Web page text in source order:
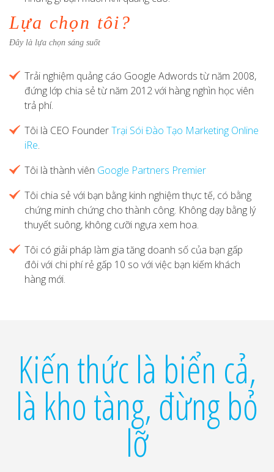
Lựa chọn tôi?
Đây là lựa chọn sáng suốt
Trải nghiệm quảng cáo Google Adwords từ năm 2008,
đứng lớp chia sẻ từ năm 2012 với hàng nghìn học viên
trả phí.
Tôi là CEO FounderTrại Sói Đào Tạo Marketing Online
iRe.
Tôi là thành viên Google Partners Premier
Tôi chia sẻ với bạn bằng kinh nghiệm thực tế, có bằng
chứng minh chứng cho thành công. Không dạy bằng lý
thuyết suông, không cưỡi ngựa xem hoa.
Tôi có giải pháp làm gia tăng doanh số của bạn gấp
đôi với chi phí rẻ gấp 10 so với việc bạn kiếm khách
hàng mới.
Kiến thức là biển cả,
là kho tàng, đừng bỏ
lỡ